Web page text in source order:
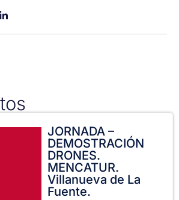
JORNADA –
DEMOSTRACIÓN
DRONES.
MENCATUR.
Villanueva de La
Fuente.